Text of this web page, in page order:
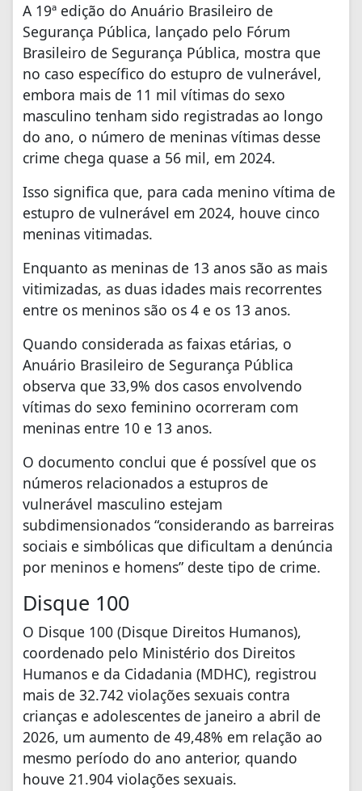
A 19ª edição do Anuário Brasileiro de
Segurança Pública, lançado pelo Fórum
Brasileiro de Segurança Pública, mostra que
no caso específico do estupro de vulnerável,
embora mais de 11 mil vítimas do sexo
masculino tenham sido registradas ao longo
do ano, o número de meninas vítimas desse
crime chega quase a 56 mil, em 2024.
Isso significa que, para cada menino vítima de
estupro de vulnerável em 2024, houve cinco
meninas vitimadas.
Enquanto as meninas de 13 anos são as mais
vitimizadas, as duas idades mais recorrentes
entre os meninos são os 4 e os 13 anos.
Quando considerada as faixas etárias, o
Anuário Brasileiro de Segurança Pública
observa que 33,9% dos casos envolvendo
vítimas do sexo feminino ocorreram com
meninas entre 10 e 13 anos.
O documento conclui que é possível que os
números relacionados a estupros de
vulnerável masculino estejam
subdimensionados “considerando as barreiras
sociais e simbólicas que dificultam a denúncia
por meninos e homens” deste tipo de crime.
Disque 100
O Disque 100 (Disque Direitos Humanos),
coordenado pelo Ministério dos Direitos
Humanos e da Cidadania (MDHC), registrou
mais de 32.742 violações sexuais contra
crianças e adolescentes de janeiro a abril de
2026, um aumento de 49,48% em relação ao
mesmo período do ano anterior, quando
houve 21.904 violações sexuais.